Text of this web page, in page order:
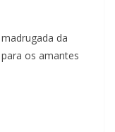
da
os amantes